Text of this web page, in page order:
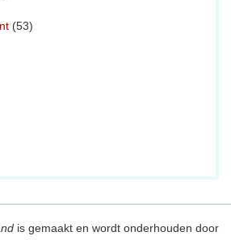
(53)
is gemaakt en wordt onderhouden door